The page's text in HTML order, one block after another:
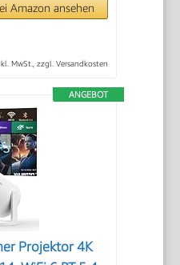
Amazon ansehen
MwSt., zzgl. Versandkosten
ANGEBOT
Projektor 4K